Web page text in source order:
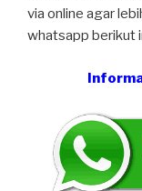
via online agar
whatsapp berikut